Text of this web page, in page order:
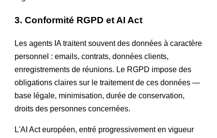
3. Conformité RGPD et AI Act
Les agents IA traitent souvent des données à caractère
personnel : emails, contrats, données clients,
enregistrements de réunions. Le RGPD impose des
obligations claires sur le traitement de ces données —
base légale, minimisation, durée de conservation,
droits des personnes concernées.
L'AI Act européen, entré progressivement en vigueur